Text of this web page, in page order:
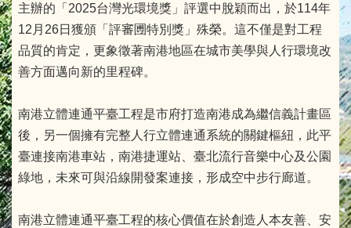
主辦的「2025台灣光環境獎」評選中脫穎而出，於114年
12月26日獲頒「評審圑特別獎」殊榮。這不僅是對工程
品質的肯定，更象徵著南港地區在城市美學與人行環境改
善方面邁向新的里程碑。
南港立體連通平臺工程是市府打造南港成為繼信義計畫區
後，另一個擁有完整人行立體連通系統的關鍵樞紐，此平
臺連接南港車站，南港捷運站、臺北流行音樂中心及公園
綠地，未來可與沿線開發案連接，形成空中步行廊道。
南港立體連通平臺工程的核心價值在於創造人本友善、安